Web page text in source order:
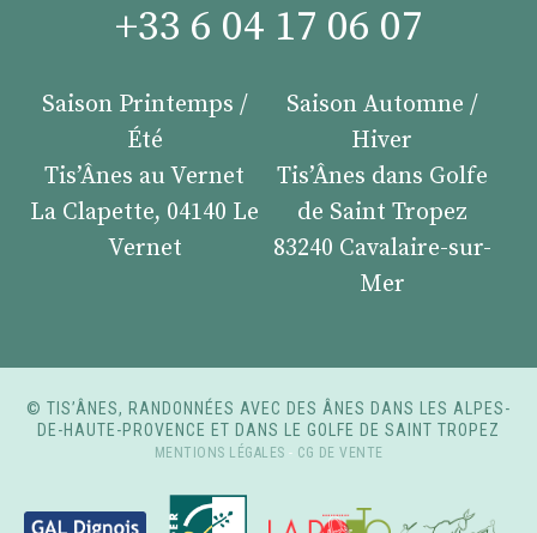
+33 6 04 17 06 07
Saison Printemps /
Été
Tis’Ânes au Vernet
La Clapette, 04140 Le
Vernet
Saison Automne /
Hiver
Tis’Ânes dans Golfe
de Saint Tropez
83240 Cavalaire-sur-
Mer
© TIS’ÂNES, RANDONNÉES AVEC DES ÂNES DANS LES ALPES-
DE-HAUTE-PROVENCE ET DANS LE GOLFE DE SAINT TROPEZ
MENTIONS LÉGALES - CG DE VENTE